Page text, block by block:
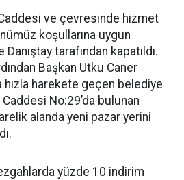
ve çevresinde hizmet
koşullarına uygun
tarafından kapatıldı.
Başkan Utku Caner
hızla harekete geçen belediye
No:29’da bulunan
alanda yeni pazar yerini
yüzde 10 indirim